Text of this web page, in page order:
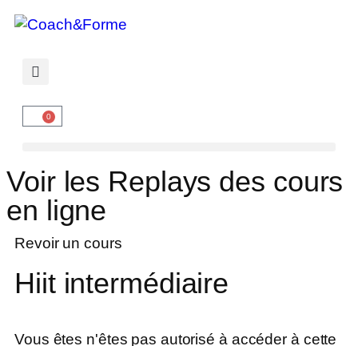
0
Voir les Replays des cours
en ligne
Revoir un cours
Hiit intermédiaire
Vous êtes n'êtes pas autorisé à accéder à cette